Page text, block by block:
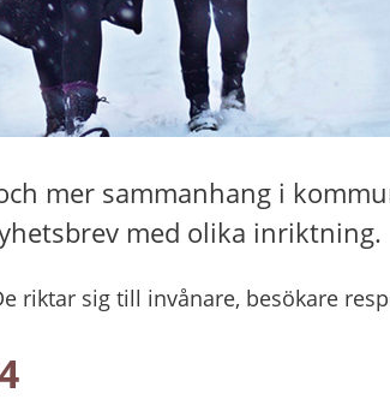
mer sammanhang i
med olika inriktning.
riktar sig till invånare, besökare